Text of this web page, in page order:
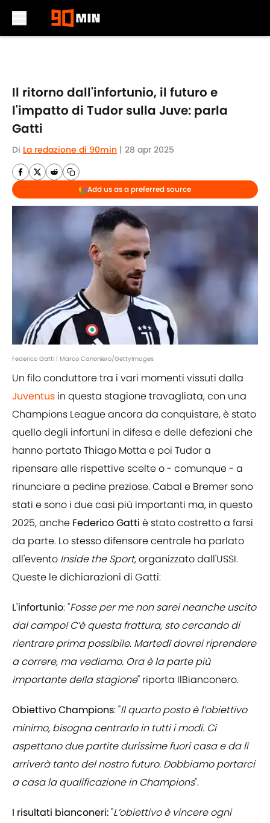
Il ritorno dall'infortunio, il futuro e
l'impatto di Tudor sulla Juve: parla
Gatti
Di La redazione di 90min | 28 apr 2025
Add us as a preferred source
Federico Gatti | Marco Canoniero/GettyImages
Un filo conduttore tra i vari momenti vissuti dalla
Juventus in questa stagione travagliata, con una
Champions League ancora da conquistare, è stato
quello degli infortuni in difesa e delle defezioni che
hanno portato Thiago Motta e poi Tudor a
ripensare alle rispettive scelte o - comunque - a
rinunciare a pedine preziose. Cabal e Bremer sono
stati e sono i due casi più importanti ma, in questo
2025, anche Federico Gatti è stato costretto a farsi
da parte. Lo stesso difensore centrale ha parlato
all'evento Inside the Sport, organizzato dall'USSI.
Queste le dichiarazioni di Gatti:
L'infortunio: "Fosse per me non sarei neanche uscito
dal campo! C’è questa frattura, sto cercando di
rientrare prima possibile. Martedì dovrei riprendere
a correre, ma vediamo. Ora è la parte più
importante della stagione" riporta IlBianconero.
Obiettivo Champions: "Il quarto posto è l’obiettivo
minimo, bisogna centrarlo in tutti i modi. Ci
aspettano due partite durissime fuori casa e da lì
arriverà tanto del nostro futuro. Dobbiamo portarci
a casa la qualificazione in Champions".
I risultati bianconeri:"L’obiettivo è vincere ogni